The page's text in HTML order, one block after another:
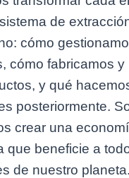
de
cómo
cómo fabricamos y
y qué
posteriormente.
crear una
que beneficie a
de nuestro planeta.